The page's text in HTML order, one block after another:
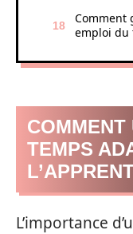
Comment
emploi du
COMMENT
TEMPS
L’importance